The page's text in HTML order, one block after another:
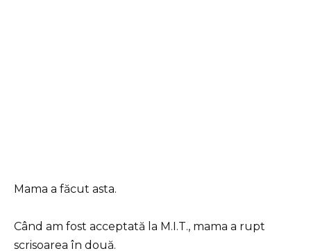
Mama a făcut asta.
Când am fost acceptată la M.I.T., mama a rupt
scrisoarea în două.